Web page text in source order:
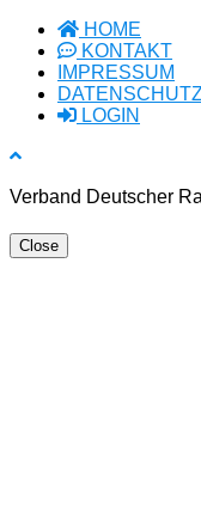
HOME
KONTAKT
IMPRESSUM
DATENSCHUTZ
LOGIN
Verband Deutscher
Close